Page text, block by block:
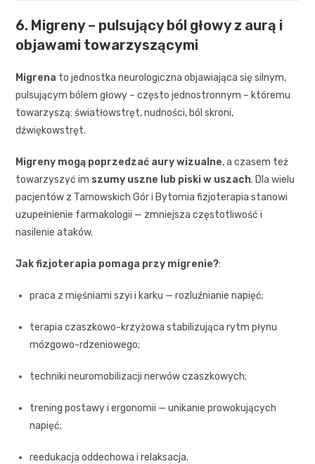
6. Migreny – pulsujący ból głowy z aurą i
objawami towarzyszącymi
Migrena to jednostka neurologiczna objawiająca się silnym,
pulsującym bólem głowy – często jednostronnym – któremu
towarzyszą: światłowstręt, nudności, ból skroni,
dźwiękowstręt.
Migreny mogą poprzedzać aury wizualne, a czasem też
towarzyszyć im szumy uszne lub piski w uszach. Dla wielu
pacjentów z Tarnowskich Gór i Bytomia fizjoterapia stanowi
uzupełnienie farmakologii — zmniejsza częstotliwość i
nasilenie ataków.
Jak fizjoterapia pomaga przy migrenie?:
praca z mięśniami szyi i karku — rozluźnianie napięć;
terapia czaszkowo-krzyżowa stabilizująca rytm płynu
mózgowo-rdzeniowego;
techniki neuromobilizacji nerwów czaszkowych;
trening postawy i ergonomii — unikanie prowokujących
napięć;
reedukacja oddechowa i relaksacja.